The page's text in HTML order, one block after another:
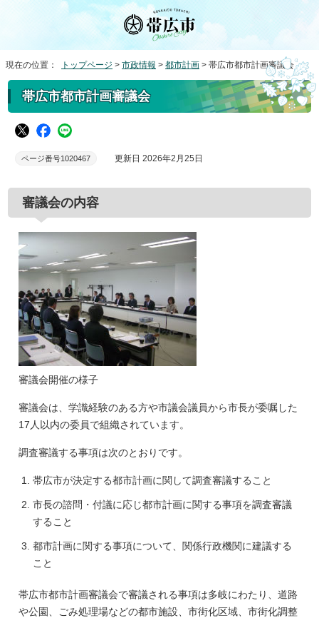
現在の位置： トップページ > 市政情報 > 都市計画 > 帯広市都市計画審議会
帯広市都市計画審議会
ページ番号1020467 更新日 2026年2月25日
審議会の内容
審議会開催の様子
審議会は、学識経験のある方や市議会議員から市長が委嘱した
17人以内の委員で組織されています。
調査審議する事項は次のとおりです。
帯広市が決定する都市計画に関して調査審議すること
市長の諮問・付議に応じ都市計画に関する事項を調査審議
すること
都市計画に関する事項について、関係行政機関に建議する
こと
帯広市都市計画審議会で審議される事項は多岐にわたり、道路
や公園、ごみ処理場などの都市施設、市街化区域、市街化調整